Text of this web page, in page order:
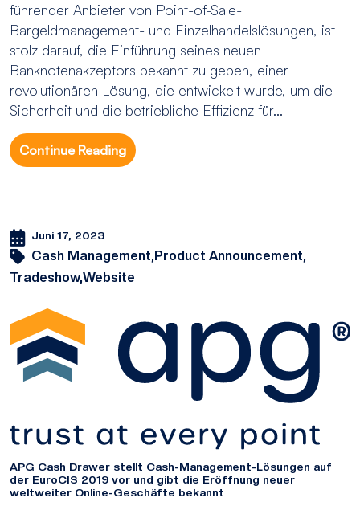
führender Anbieter von Point-of-Sale-
Bargeldmanagement- und Einzelhandelslösungen, ist
stolz darauf, die Einführung seines neuen
Banknotenakzeptors bekannt zu geben, einer
revolutionären Lösung, die entwickelt wurde, um die
Sicherheit und die betriebliche Effizienz für...
Continue Reading
Juni 17, 2023
Cash Management, Product Announcement,
Tradeshow,Website
APG Cash Drawer stellt Cash-Management-Lösungen auf
der EuroCIS 2019 vor und gibt die Eröffnung neuer
weltweiter Online-Geschäfte bekannt